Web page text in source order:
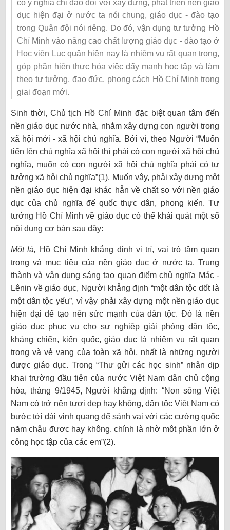
có ý nghĩa chỉ đạo đối với xây dựng, phát triển nền giáo
dục hiện đại ở nước ta nói chung, giáo dục - đào tạo
trong Quân đội nói riêng. Do đó, vận dụng tư tưởng Hồ
Chí Minh vào nâng cao chất lượng giáo dục - đào tạo ở
Học viện Lục quân hiện nay là nhiệm vụ rất quan trọng,
góp phần hiện thực hóa việc đẩy mạnh học tập và làm
theo tư tưởng, đạo đức, phong cách Hồ Chí Minh trong
giai đoạn mới.
Sinh thời, Chủ tịch Hồ Chí Minh đặc biệt quan tâm đến
nền giáo dục nước nhà, nhằm xây dựng con người trong
xã hội mới - xã hội chủ nghĩa. Bởi vì, theo Người “Muốn
tiến lên chủ nghĩa xã hội thì phải có con người xã hội chủ
nghĩa, muốn có con người xã hội chủ nghĩa phải có tư
tưởng xã hội chủ nghĩa”(1). Muốn vậy, phải xây dựng một
nền giáo dục hiện đại khác hẳn về chất so với nền giáo
dục của chủ nghĩa đế quốc thực dân, phong kiến. Tư
tưởng Hồ Chí Minh về giáo dục có thể khái quát một số
nội dung cơ bản sau đây:
Một là, Hồ Chí Minh khẳng định vị trí, vai trò tầm quan
trọng và mục tiêu của nền giáo dục ở nước ta. Trung
thành và vận dụng sáng tạo quan điểm chủ nghĩa Mác -
Lênin về giáo dục, Người khẳng định “một dân tộc dốt là
một dân tộc yếu”, vì vậy phải xây dựng một nền giáo dục
hiện đại để tạo nên sức mạnh của dân tộc. Đó là nền
giáo dục phục vụ cho sự nghiệp giải phóng dân tộc,
kháng chiến, kiến quốc, giáo dục là nhiệm vụ rất quan
trọng và vẻ vang của toàn xã hội, nhất là những người
được giáo dục. Trong “Thư gửi các học sinh” nhân dịp
khai trường đầu tiên của nước Việt Nam dân chủ cộng
hòa, tháng 9/1945, Người khẳng định: “Non sông Việt
Nam có trở nên tươi đẹp hay không, dân tộc Việt Nam có
bước tới đài vinh quang để sánh vai với các cường quốc
năm châu được hay không, chính là nhờ một phần lớn ở
công học tập của các em”(2).